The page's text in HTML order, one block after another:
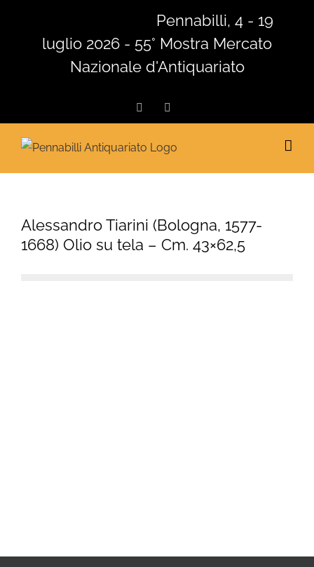
contenuto
Pennabilli, 4 - 19
luglio 2026 - 55° Mostra Mercato
Nazionale d'Antiquariato
Facebook
Alessandro Tiarini (Bologna, 1577-
1668) Olio su tela – Cm. 43×62,5